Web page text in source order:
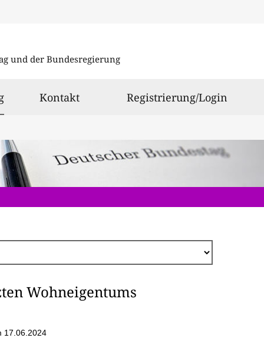
und der Bundesregierung
ausgewählt
Kontakt Registrierung/Login
Wohneigentums
17.06.2024